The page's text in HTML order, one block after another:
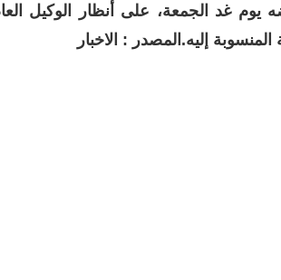
يوم غد الجمعة، على أنظار الوكيل
إليه.المصدر : الاخبار